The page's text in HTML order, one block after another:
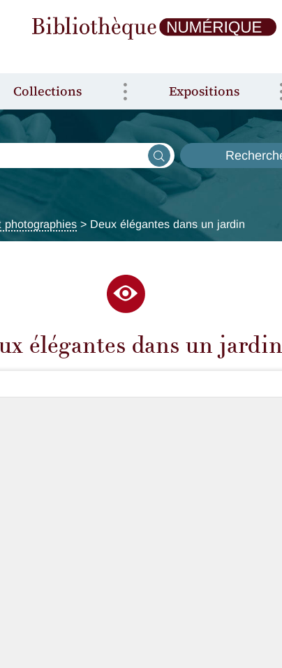
Collections Expositions
photographies > Deux élégantes dans un jardin
élégantes dans un jardin